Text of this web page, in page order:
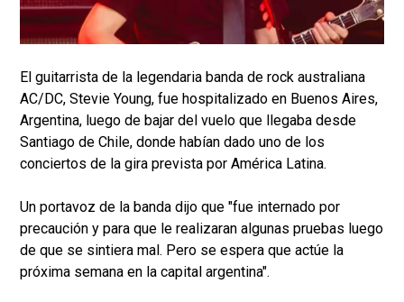
El guitarrista de la legendaria banda de rock australiana
AC/DC, Stevie Young, fue hospitalizado en Buenos Aires,
Argentina, luego de bajar del vuelo que llegaba desde
Santiago de Chile, donde habían dado uno de los
conciertos de la gira prevista por América Latina.
Un portavoz de la banda dijo que "fue internado por
precaución y para que le realizaran algunas pruebas luego
de que se sintiera mal. Pero se espera que actúe la
próxima semana en la capital argentina".